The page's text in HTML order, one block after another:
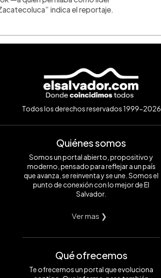
indica el reportaje.
Todos los derechos reservados 1999-2026
Quiénes somos
Somos un portal abierto, propositivo y
moderno, pensado para reflejar a un país
que avanza, se reinventa y se une. Somos el
punto de conexión con lo mejor de El
Salvador.
Ver mas ❯
Qué ofrecemos
Te ofrecemos un portal que evoluciona